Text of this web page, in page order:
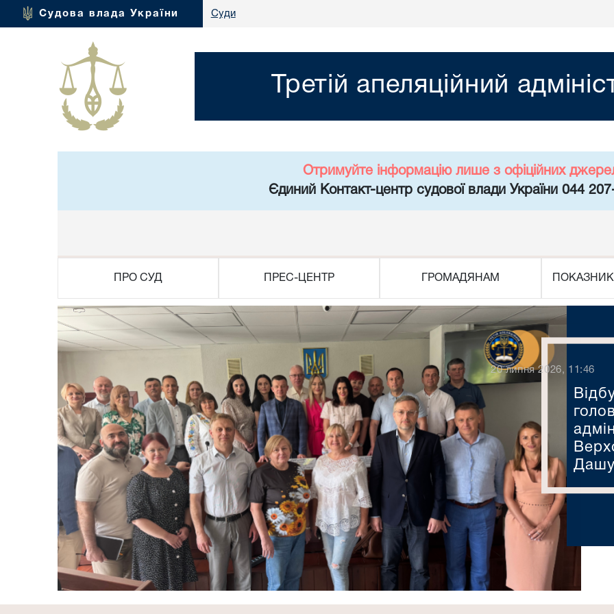
Судова влада України Суди
Третій апеляційний
Отримуйте інформацію лише з офіційних
Єдиний Контакт-центр судової влади України 044
ПРО СУД ПРЕС-ЦЕНТР ГРОМАДЯНАМ